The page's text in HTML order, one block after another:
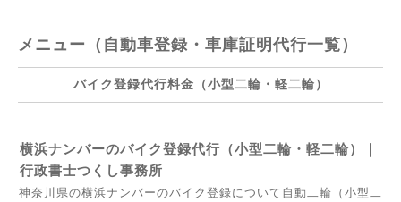
メニュー（自動車登録・車庫証明代行一覧）
バイク登録代行料金（小型二輪・軽二輪）
横浜ナンバーのバイク登録代行（小型二輪・軽二輪）｜
行政書士つくし事務所
神奈川県の横浜ナンバーのバイク登録について自動二輪（小型二